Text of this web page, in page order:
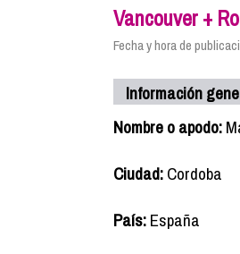
Vancouver +
Fecha y hora de
Información
Nombre o apodo:
Ciudad:Cordoba
País:España